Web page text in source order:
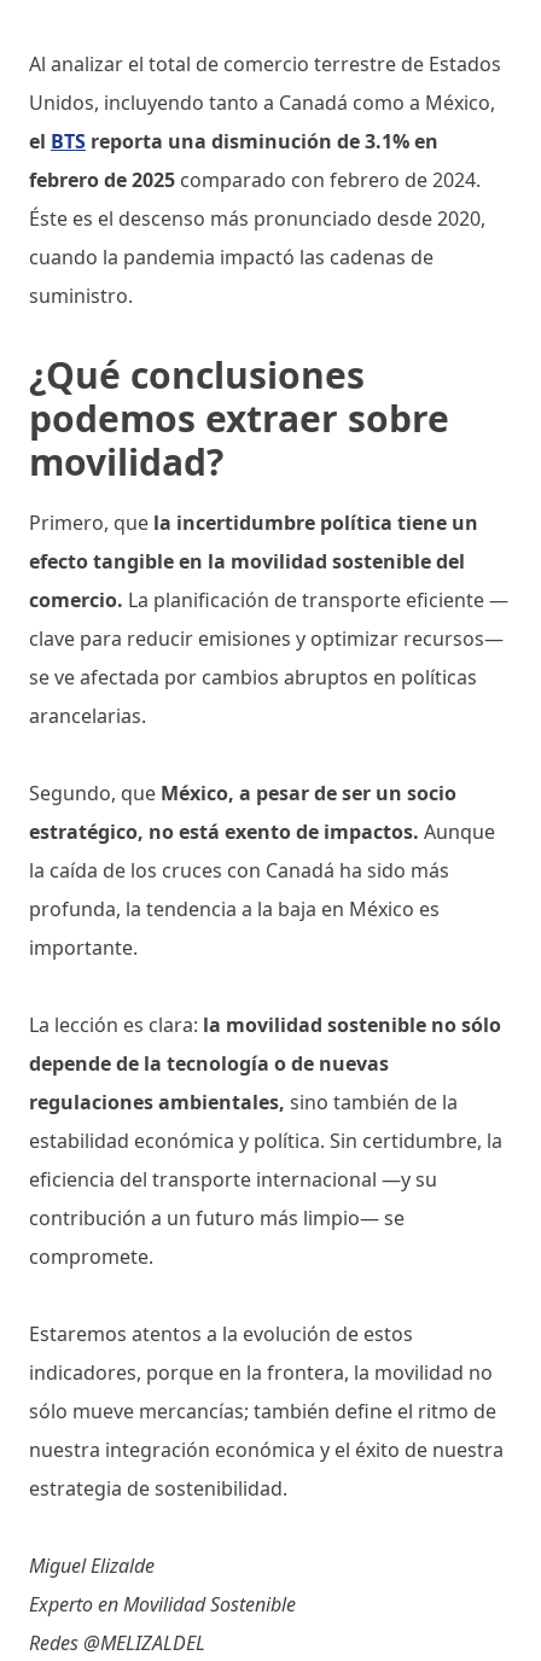
Al analizar el total de comercio terrestre de Estados
Unidos, incluyendo tanto a Canadá como a México,
el BTS reporta una disminución de 3.1% en
febrero de 2025 comparado con febrero de 2024.
Éste es el descenso más pronunciado desde 2020,
cuando la pandemia impactó las cadenas de
suministro.
¿Qué conclusiones
podemos extraer sobre
movilidad?
Primero, que la incertidumbre política tiene un
efecto tangible en la movilidad sostenible del
comercio. La planificación de transporte eficiente —
clave para reducir emisiones y optimizar recursos—
se ve afectada por cambios abruptos en políticas
arancelarias.
Segundo, que México, a pesar de ser un socio
estratégico, no está exento de impactos. Aunque
la caída de los cruces con Canadá ha sido más
profunda, la tendencia a la baja en México es
importante.
La lección es clara: la movilidad sostenible no sólo
depende de la tecnología o de nuevas
regulaciones ambientales, sino también de la
estabilidad económica y política. Sin certidumbre, la
eficiencia del transporte internacional —y su
contribución a un futuro más limpio— se
compromete.
Estaremos atentos a la evolución de estos
indicadores, porque en la frontera, la movilidad no
sólo mueve mercancías; también define el ritmo de
nuestra integración económica y el éxito de nuestra
estrategia de sostenibilidad.
Miguel Elizalde
Experto en Movilidad Sostenible
Redes @MELIZALDEL